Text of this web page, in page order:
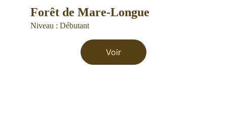
Forêt de Mare-Longue
Niveau : Débutant
Voir